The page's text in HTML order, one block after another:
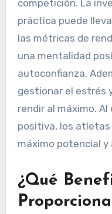
competición. La
práctica puede
las métricas de
una mentalidad
autoconfianza.
gestionar el estrés
rendir al máximo.
positiva, los atletas
máximo potencial y
¿Qué